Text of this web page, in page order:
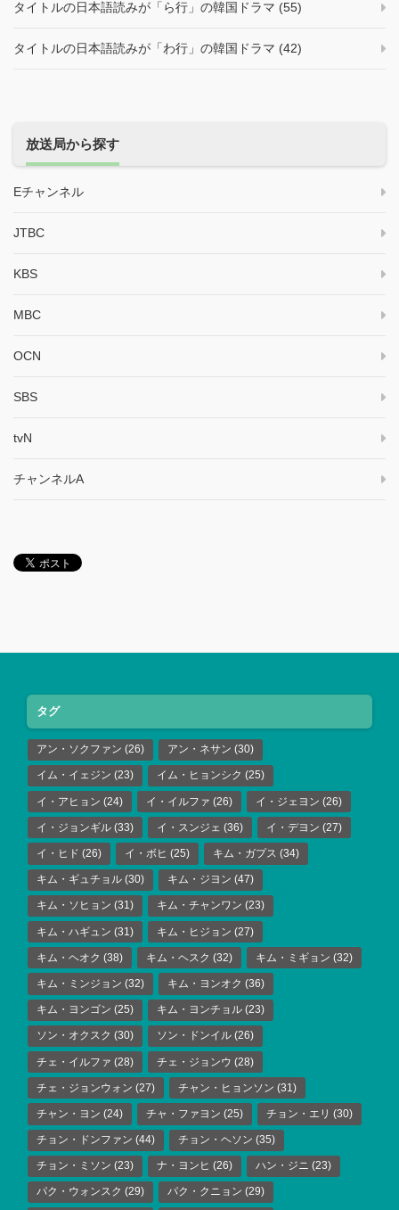
タイトルの日本語読みが「ら行」の韓国ドラマ (55)
タイトルの日本語読みが「わ行」の韓国ドラマ (42)
放送局から探す
Eチャンネル
JTBC
KBS
MBC
OCN
SBS
tvN
チャンネルA
タグ
アン・ソクファン (26) アン・ネサン (30)
イム・イェジン (23) イム・ヒョンシク (25)
イ・アヒョン (24) イ・イルファ (26) イ・ジェヨン (26)
イ・ジョンギル (33) イ・スンジェ (36) イ・デヨン (27)
イ・ヒド (26) イ・ボヒ (25) キム・ガプス (34)
キム・ギュチョル (30) キム・ジヨン (47)
キム・ソヒョン (31) キム・チャンワン (23)
キム・ハギュン (31) キム・ヒジョン (27)
キム・ヘオク (38) キム・ヘスク (32) キム・ミギョン (32)
キム・ミンジョン (32) キム・ヨンオク (36)
キム・ヨンゴン (25) キム・ヨンチョル (23)
ソン・オクスク (30) ソン・ドンイル (26)
チェ・イルファ (28) チェ・ジョンウ (28)
チェ・ジョンウォン (27) チャン・ヒョンソン (31)
チャン・ヨン (24) チャ・ファヨン (25) チョン・エリ (30)
チョン・ドンファン (44) チョン・ヘソン (35)
チョン・ミソン (23) ナ・ヨンヒ (26) ハン・ジニ (23)
パク・ウォンスク (29) パク・クニョン (29)